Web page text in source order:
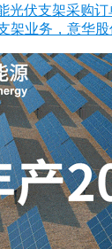
光伏支架采购订
架业务，意华